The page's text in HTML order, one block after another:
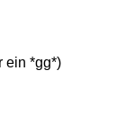
ein *gg*)